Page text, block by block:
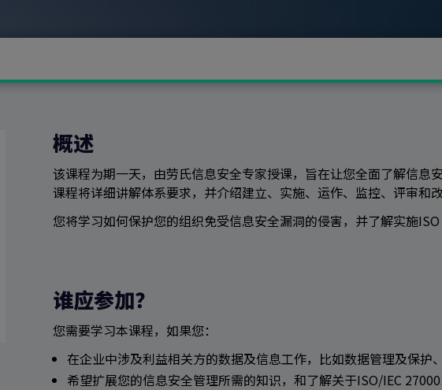
概述
该课程为期一天，由劳氏信息安全专家授课，旨在让您全面了解信息
课程将详细讲解体系要求，并介绍建立、实施、运作、监控、评审和
您将学习如何保护您的组织免受信息安全漏洞的侵害，并了解实施ISO
谁应参加？
您需要学习本课程，如果您：
在企业中涉及利益相关方的数据及信息工作，比如数据管理及保护
希望扩展您的信息安全管理所需的知识，和了解关于ISO/IEC